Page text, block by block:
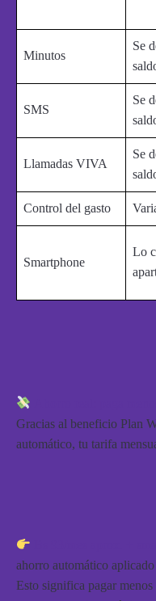
Minutos
Se
SMS
Se
Llamadas VIVA
Se
Control del gasto
Smartphone
Lo
Gracias al beneficio Plan
automático, tu tarifa
ahorro automático
Esto significa pagar